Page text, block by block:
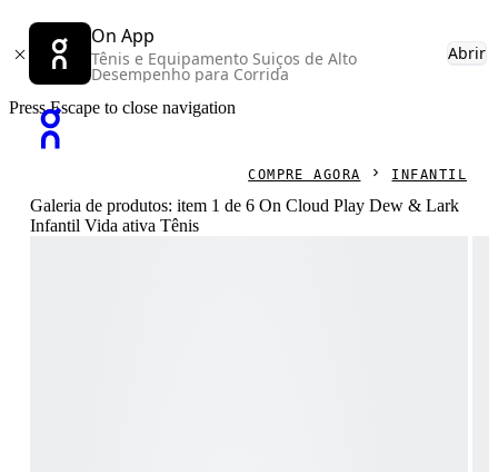
On App
Tênis e Equipamento Suiços de Alto
Desempenho para Corrida
Abrir
Press Escape to close navigation
COMPRE AGORA INFANTIL
Galeria de produtos: item 1 de 6 On Cloud Play Dew & Lark
Infantil Vida ativa Tênis